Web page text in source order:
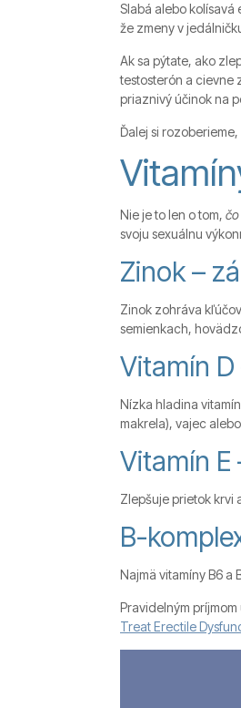
Slabá alebo kolísavá
že zmeny v
Ak sa pýtate, ako
testosterón a cievne
priaznivý účinok na
Ďalej si
Nie je to len o tom,čo
svoju sexuálnu
Zinok –
Zinok zohráva
semienkach,
Vitamín
Nízka hladina
makrela), vajec
Vitamín
Zlepšuje prietok krvi
B-
Najmä vitamíny B6 a
Pravidelným
Treat Erectile